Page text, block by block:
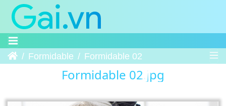
Trang chủFormidable Formidable 02
Formidable 02.jpg